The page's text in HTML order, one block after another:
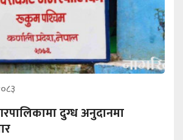
दुग्ध अनुदानमा